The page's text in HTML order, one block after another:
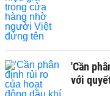
'Cần
với